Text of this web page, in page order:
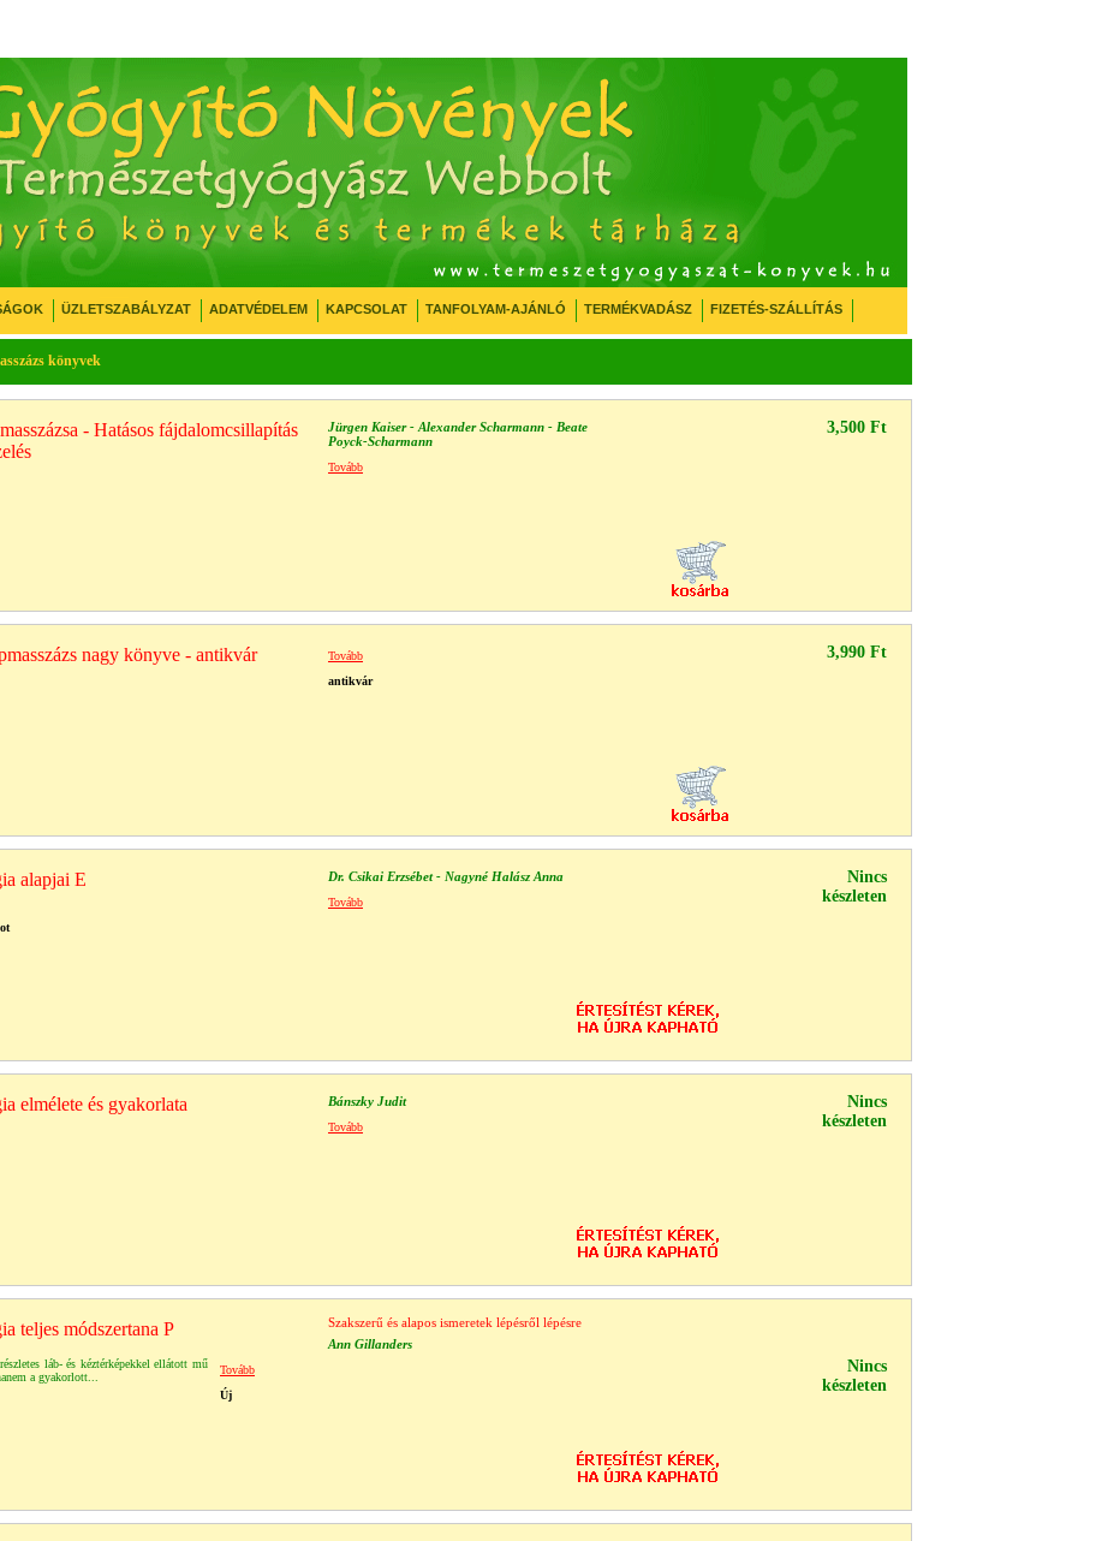
ÜZLETSZABÁLYZAT ADATVÉDELEM KAPCSOLAT TANFOLYAM-AJÁNLÓ TERMÉKVADÁSZ FIZETÉS-SZÁLLÍTÁS
könyvek
- Hatásos fájdalomcsillapítás
Jürgen Kaiser - Alexander Scharmann - Beate
Poyck-Scharmann
3,500 Ft
Tovább
nagy könyve - antikvár 3,990 Ft
Tovább
antikvár
alapjai E Dr. Csikai Erzsébet - Nagyné Halász Anna
Nincs
készleten
Tovább
elmélete és gyakorlata Bánszky Judit
Nincs
készleten
Tovább
teljes módszertana P
Szakszerű és alapos ismeretek lépésről lépésre
Ann Gillanders
láb- és kéztérképekkel ellátott mű
a gyakorlott...
Nincs
készleten
Tovább
Új